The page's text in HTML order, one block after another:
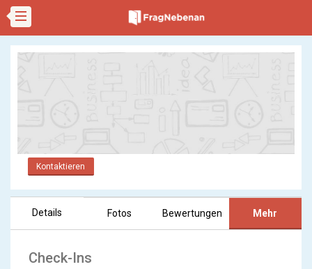
Kontaktieren
Details Fotos Bewertungen Mehr
Check-Ins